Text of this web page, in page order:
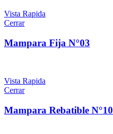
Vista Rapida
Cerrar
Mampara Fija N°03
Vista Rapida
Cerrar
Mampara Rebatible N°10